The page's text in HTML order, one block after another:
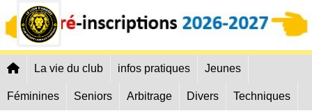
La vie du club infos pratiques Jeunes
Féminines Seniors Arbitrage Divers Techniques
Panneau de gestion des cookies